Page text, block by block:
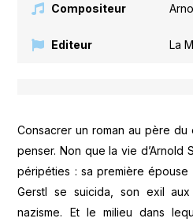
Compositeur
Editeur La
Consacrer un roman au père
penser. Non que la vie d’Arnold
péripéties : sa première
Gerstl se suicida, son exil
nazisme. Et le milieu dans